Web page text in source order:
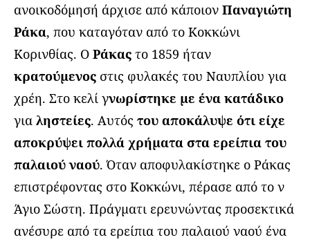
ανοικοδόμησή άρχισε από κάποιον Παναγιώτη
Ράκα, που καταγόταν από το Κοκκώνι
Κορινθίας. Ο Ράκας το 1859 ήταν
κρατούμενος στις φυλακές του Ναυπλίου για
χρέη. Στο κελί γνωρίστηκε με ένα κατάδικο
για ληστείες. Αυτός του αποκάλυψε ότι είχε
αποκρύψει πολλά χρήματα στα ερείπια του
παλαιού ναού. Όταν αποφυλακίστηκε ο Ράκας
επιστρέφοντας στο Κοκκώνι, πέρασε από το ν
Άγιο Σώστη. Πράγματι ερευνώντας προσεκτικά
ανέσυρε από τα ερείπια του παλαιού ναού ένα